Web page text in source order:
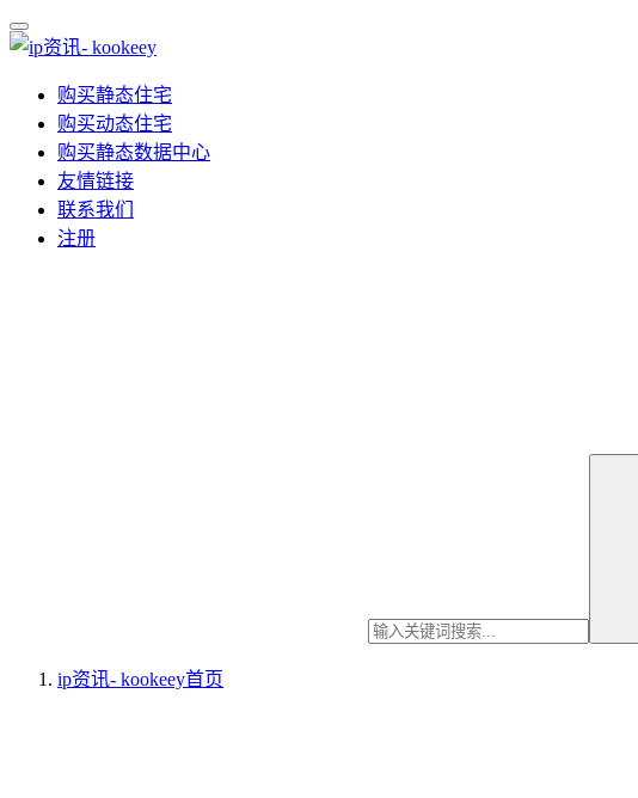
购买静态住宅
购买动态住宅
购买静态数据中心
友情链接
联系我们
注册
ip资讯- kookeey首页